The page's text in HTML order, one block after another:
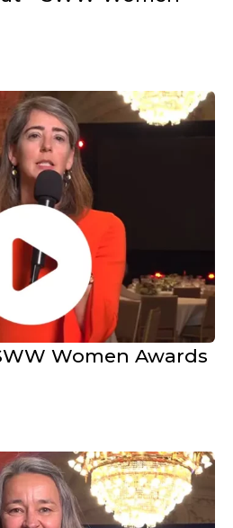
Women Awards